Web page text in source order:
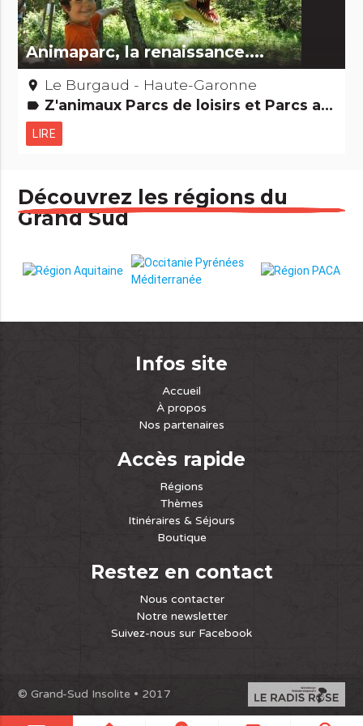
Animaparc, la renaissance....
place Le Burgaud - Haute-Garonne
label Z'animaux Parcs de loisirs et Parcs animaliers
LIRE
Découvrez les régions du
Grand Sud
Infos site
Accueil
À propos
Nos partenaires
Accès rapide
Régions
Thèmes
Itinéraires & Séjours
Boutique
Restez en contact
Nous contacter
Notre newsletter
Suivez-nous sur Facebook
© Grand-Sud Insolite • 2017